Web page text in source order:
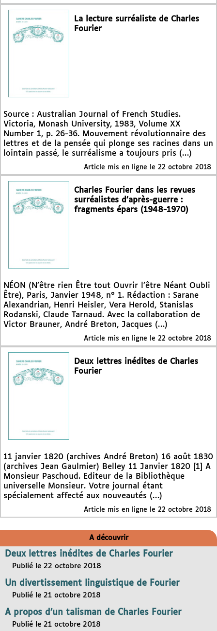
La lecture surréaliste de Charles
Fourier
Source : Australian Journal of French Studies.
Victoria, Monash University, 1983, Volume XX
Number 1, p. 26-36. Mouvement révolutionnaire des
lettres et de la pensée qui plonge ses racines dans un
lointain passé, le surréalisme a toujours pris (…)
Article mis en ligne le 22 octobre 2018
Charles Fourier dans les revues
surréalistes d’après-guerre :
fragments épars (1948-1970)
NÉON (N’être rien Être tout Ouvrir l’être Néant Oubli
Être), Paris, Janvier 1948, n° 1. Rédaction : Sarane
Alexandrian, Henri Heisler, Vera Herold, Stanislas
Rodanski, Claude Tarnaud. Avec la collaboration de
Victor Brauner, André Breton, Jacques (…)
Article mis en ligne le 22 octobre 2018
Deux lettres inédites de Charles
Fourier
11 janvier 1820 (archives André Breton) 16 août 1830
(archives Jean Gaulmier) Belley 11 Janvier 1820 [1] A
Monsieur Paschoud. Editeur de la Bibliothèque
universelle Monsieur. Votre journal étant
spécialement affecté aux nouveautés (…)
Article mis en ligne le 22 octobre 2018
A découvrir
Deux lettres inédites de Charles Fourier
Publié le 22 octobre 2018
Un divertissement linguistique de Fourier
Publié le 21 octobre 2018
A propos d’un talisman de Charles Fourier
Publié le 21 octobre 2018